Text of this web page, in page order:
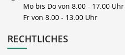
Mo bis Do von 8.00 - 17.00 Uhr
Fr von 8.00 - 13.00 Uhr
RECHTLICHES